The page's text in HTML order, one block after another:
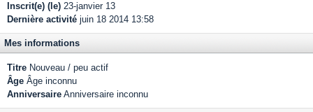
Inscrit(e) (le) 23-janvier 13
Dernière activité juin 18 2014 13:58
Mes informations
Titre Nouveau / peu actif
Âge Âge inconnu
Anniversaire Anniversaire inconnu